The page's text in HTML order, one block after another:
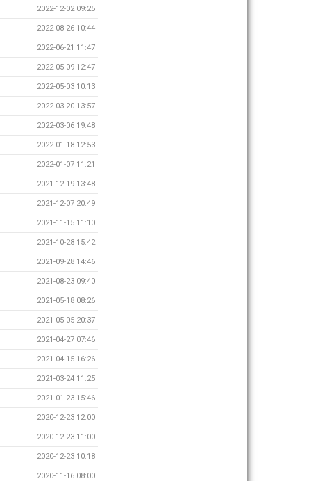
2022-12-02 09:25
2022-08-26 10:44
2022-06-21 11:47
2022-05-09 12:47
2022-05-03 10:13
2022-03-20 13:57
2022-03-06 19:48
2022-01-18 12:53
2022-01-07 11:21
2021-12-19 13:48
2021-12-07 20:49
2021-11-15 11:10
2021-10-28 15:42
2021-09-28 14:46
2021-08-23 09:40
2021-05-18 08:26
2021-05-05 20:37
2021-04-27 07:46
2021-04-15 16:26
2021-03-24 11:25
2021-01-23 15:46
2020-12-23 12:00
2020-12-23 11:00
2020-12-23 10:18
2020-11-16 08:00